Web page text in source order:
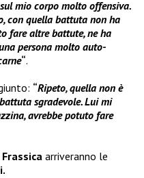
mio corpo molto offensiva.
con quella battuta non ha
fare altre battute, ne ha
persona molto auto-
“.
“Ripeto, quella non è
sgradevole. Lui mi
avrebbe potuto fare
arriveranno le